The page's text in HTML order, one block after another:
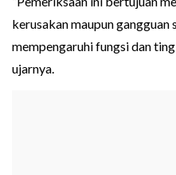
kerusakan maupun
mempengaruhi fungsi dan
ujarnya.